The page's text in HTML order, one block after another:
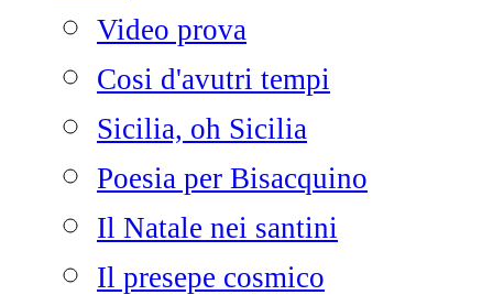
Video prova
Cosi d'avutri tempi
Sicilia, oh Sicilia
Poesia per Bisacquino
Il Natale nei santini
Il presepe cosmico